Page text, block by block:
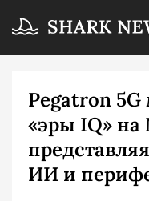
Pegatron
«эры IQ» на
ИИ и